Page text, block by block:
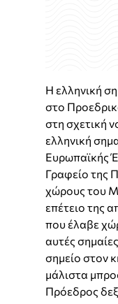
Η ελληνική
στο
στη σχετική
ελληνική
Ευρωπαϊκής
Γραφείο της
χώρους του
επέτειο της
που έλαβε
αυτές
σημείο στον
μάλιστα
Πρόεδρος